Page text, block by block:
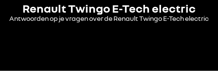
Renault Twingo E-Tech electric
Antwoorden op je vragen over de Renault Twingo E-Tech electric